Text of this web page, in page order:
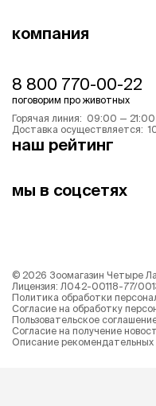
компания
8 800 770-00-22
поговорим про животных
Горячая линия: 09:00 —
Доставка осуществляется:
наш рейтинг
мы в соцсетях
© 2026 Зоомагазин Четыре
Лицензия: Л042-00118-77/
Политика обработки
Согласие на обработку
Пользовательское
Согласие на получение
Описание рекомендательных